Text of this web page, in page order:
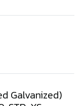
Galvanized)